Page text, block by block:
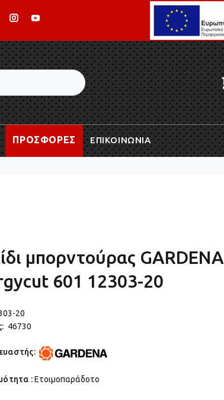
ΠΡΟΣΦΟΡΕΣ ΕΠΙΚΟΙΝΩΝΙΑ
μπορντούρας GARDENA
601 12303-20
20
46730
:Ετοιμοπαράδοτο